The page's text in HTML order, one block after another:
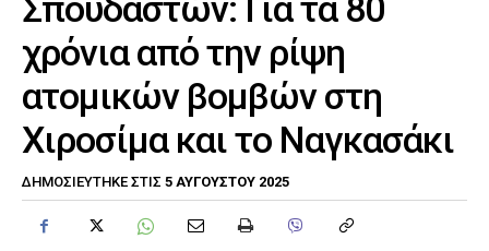
Σπουδαστών: Για τα 80
χρόνια από την ρίψη
ατομικών βομβών στη
Χιροσίμα και το Ναγκασάκι
ΔΗΜΟΣΙΕΎΤΗΚΕ ΣΤΙΣ 5 ΑΥΓΟΎΣΤΟΥ 2025